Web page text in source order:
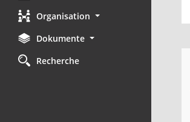
Organisation
Dokumente
Recherche